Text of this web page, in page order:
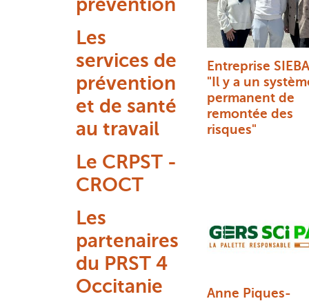
prévention
Les
services de
prévention
et de santé
au travail
Le CRPST -
CROCT
Les
partenaires
du PRST 4
Occitanie
Entreprise
"Il y a un
permanent de
remontée des
risques"
Anne Piques-